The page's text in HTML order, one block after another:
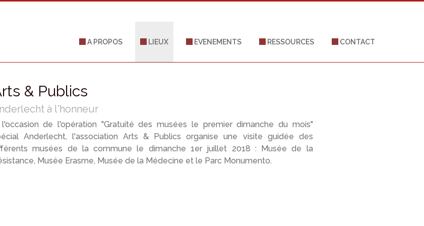
A PROPOS LIEUX EVENEMENTS RESSOURCES CONTACT
& Publics
à l'honneur
de l'opération "Gratuité des musées le premier dimanche du mois"
Anderlecht, l'association Arts & Publics organise une visite guidée des
musées de la commune le dimanche 1er juillet 2018 : Musée de la
Musée Erasme, Musée de la Médecine et le Parc Monumento.